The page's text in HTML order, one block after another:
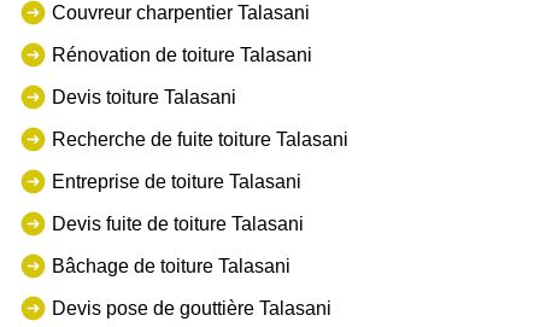
Couvreur charpentier Talasani
Rénovation de toiture Talasani
Devis toiture Talasani
Recherche de fuite toiture Talasani
Entreprise de toiture Talasani
Devis fuite de toiture Talasani
Bâchage de toiture Talasani
Devis pose de gouttière Talasani